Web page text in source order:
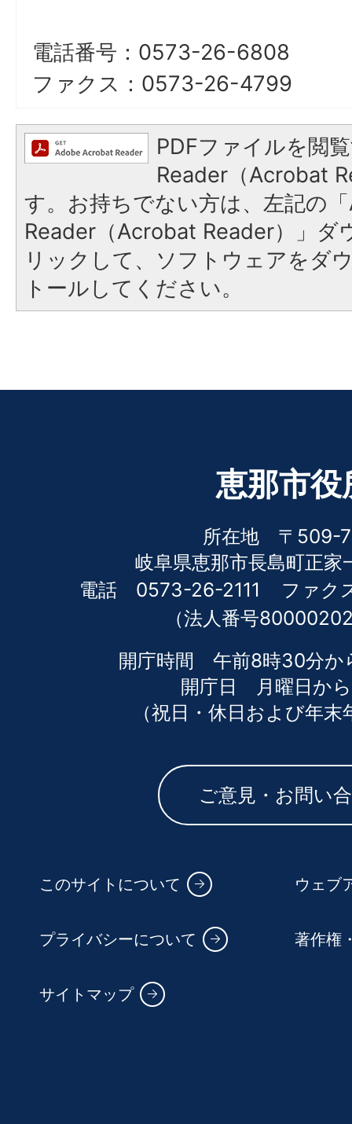
電話番号：0573-26-6808
ファクス：0573-26-4799
PDFファイルを閲
Reader（Acrobat
す。お持ちでない方は、左記の
Reader（Acrobat Reader）」ダ
リックして、ソフトウェアをダ
トールしてください。
恵那市役
所在地 〒509-
岐阜県恵那市長島町正家
電話 0573-26-2111
ファ
（法人番号
開庁時間 午前8時30分か
開庁日 月曜日か
（祝日・休日および年
ご意見・お問い
このサイトについて ウェブ
プライバシーについて 著作権
サイトマップ